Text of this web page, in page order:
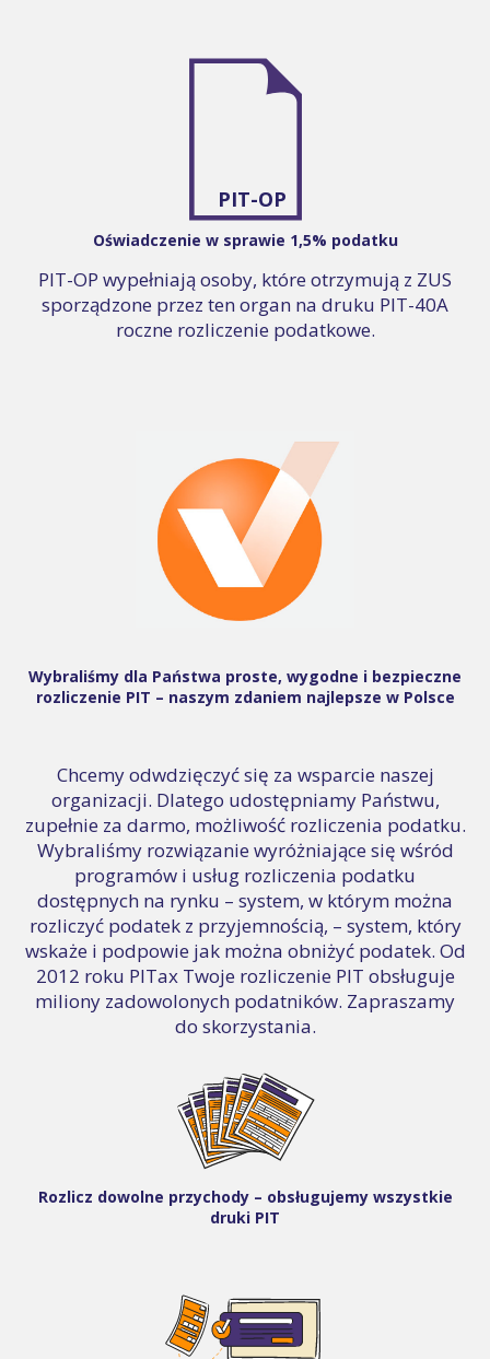
PIT-OP
Oświadczenie w sprawie 1,5% podatku
PIT-OP wypełniają osoby, które otrzymują z ZUS
sporządzone przez ten organ na druku PIT-40A
roczne rozliczenie podatkowe.
Wybraliśmy dla Państwa proste, wygodne i bezpieczne
rozliczenie PIT – naszym zdaniem najlepsze w Polsce
Chcemy odwdzięczyć się za wsparcie naszej
organizacji. Dlatego udostępniamy Państwu,
zupełnie za darmo, możliwość rozliczenia podatku.
Wybraliśmy rozwiązanie wyróżniające się wśród
programów i usług rozliczenia podatku
dostępnych na rynku – system, w którym można
rozliczyć podatek z przyjemnością, – system, który
wskaże i podpowie jak można obniżyć podatek. Od
2012 roku PITax Twoje rozliczenie PIT obsługuje
miliony zadowolonych podatników. Zapraszamy
do skorzystania.
Rozlicz dowolne przychody – obsługujemy wszystkie
druki PIT